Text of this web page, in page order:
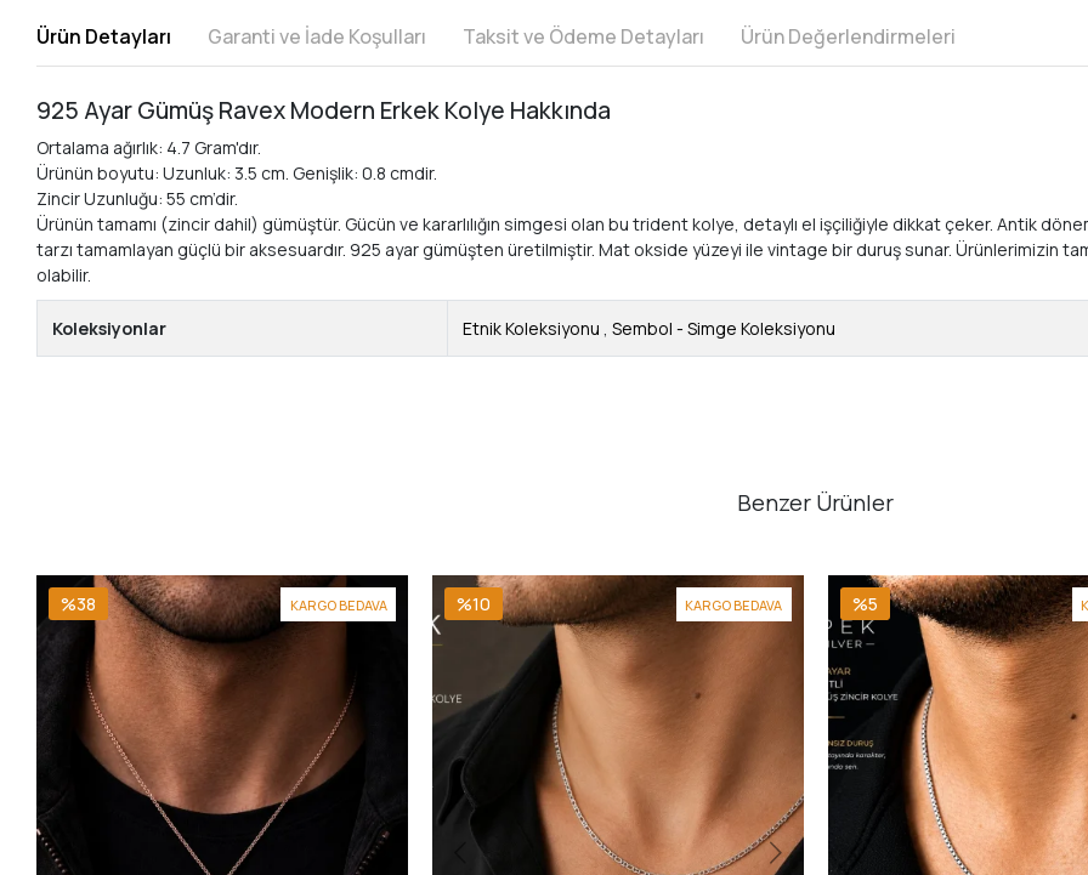
Ürün Detayları Garanti ve İade Koşulları Taksit ve Ödeme Detayları Ürün Değerlendirmeleri
925 Ayar Gümüş Ravex Modern Erkek Kolye Hakkında
Ortalama ağırlık: 4.7 Gram'dır.
Ürünün boyutu: Uzunluk: 3.5 cm. Genişlik: 0.8 cmdir.
Zincir Uzunluğu: 55 cm’dir.
Ürünün tamamı (zincir dahil) gümüştür. Gücün ve kararlılığın simgesi olan bu trident kolye, detaylı el işçiliğiyle dikkat çeker. Antik
tarzı tamamlayan güçlü bir aksesuardır. 925 ayar gümüşten üretilmiştir. Mat okside yüzeyi ile vintage bir duruş sunar. Ürünlerimizin
olabilir.
Koleksiyonlar Etnik Koleksiyonu ,Sembol - Simge Koleksiyonu
Benzer Ürünler
KARGO BEDAVA
%38 KARGO BEDAVA
%10 %5